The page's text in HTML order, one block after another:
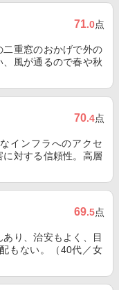
71.0点
重窓のおかげで外の
風が通るので春や秋
70.4点
インフラへのアクセ
対する信頼性。高層
69.5点
り、治安もよく、目
もない。（40代／女